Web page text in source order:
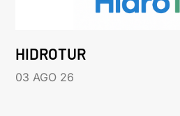
HIDROTUR
03 AGO 26